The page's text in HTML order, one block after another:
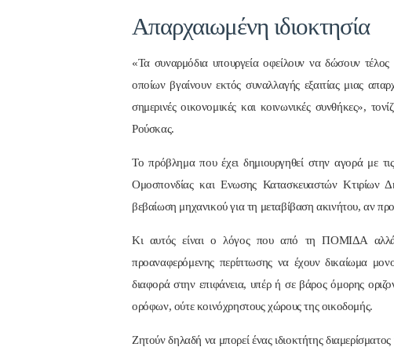
Απαρχαιωμένη ιδιοκτησία
«Τα συναρμόδια υπουργεία οφείλουν να δώσουν τέλος
οποίων βγαίνουν εκτός συναλλαγής εξαιτίας μιας
σημερινές οικονομικές και κοινωνικές συνθήκες»,
Ρούσκας.
Το πρόβλημα που έχει δημιουργηθεί στην αγορά με
Ομοσπονδίας και Ενωσης Κατασκευαστών Κτιρίων
βεβαίωση μηχανικού για τη μεταβίβαση ακινήτου, αν
Κι αυτός είναι ο λόγος που από τη ΠΟΜΙΔΑ αλλά
προαναφερόμενης περίπτωσης να έχουν δικαίωμα
διαφορά στην επιφάνεια, υπέρ ή σε βάρος όμορης
ορόφων, ούτε κοινόχρηστους χώρους της οικοδομής.
Ζητούν δηλαδή να μπορεί ένας ιδιοκτήτης